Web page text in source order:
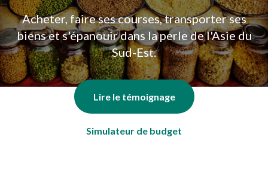
Acheter, faire ses courses, transporter ses
biens et s'épanouir dans la perle de l'Asie du
Sud-Est.
Lire le témoignage
Simulateur de budget